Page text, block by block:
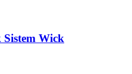
Wick